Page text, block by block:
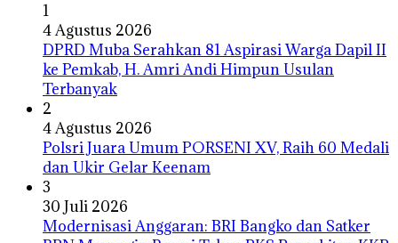
1
4 Agustus 2026
DPRD Muba Serahkan 81 Aspirasi Warga Dapil II
ke Pemkab, H. Amri Andi Himpun Usulan
Terbanyak
2
4 Agustus 2026
Polsri Juara Umum PORSENI XV, Raih 60 Medali
dan Ukir Gelar Keenam
3
30 Juli 2026
Modernisasi Anggaran: BRI Bangko dan Satker